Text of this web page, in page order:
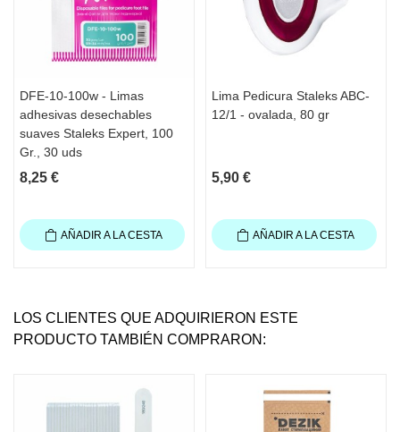
DFE-10-100w - Limas
adhesivas desechables
suaves Staleks Expert, 100
Gr., 30 uds
8,25 €
AÑADIR A LA CESTA
Lima Pedicura Staleks ABC-
12/1 - ovalada, 80 gr
5,90 €
AÑADIR A LA CESTA
LOS CLIENTES QUE ADQUIRIERON ESTE
PRODUCTO TAMBIÉN COMPRARON: